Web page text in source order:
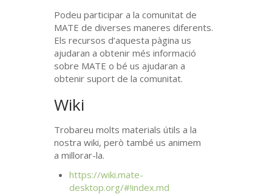
Podeu participar a la comunitat de
MATE de diverses maneres diferents.
Els recursos d’aquesta pàgina us
ajudaran a obtenir més informació
sobre MATE o bé us ajudaran a
obtenir suport de la comunitat.
Wiki
Trobareu molts materials útils a la
nostra wiki, però també us animem
a millorar-la.
https://wiki.mate-
desktop.org/#!index.md